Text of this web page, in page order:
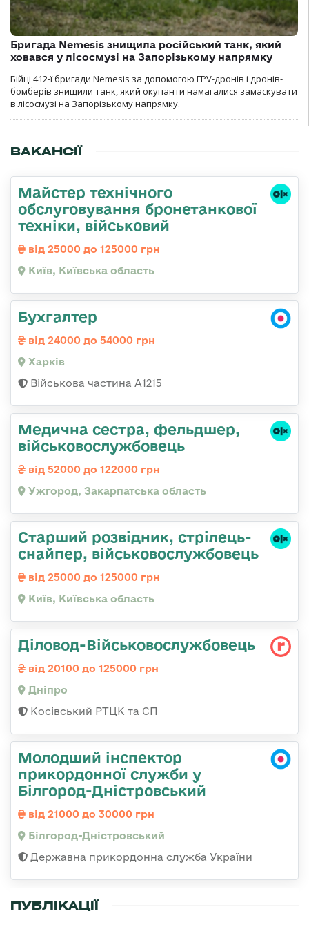
Бригада Nemesis знищила російський танк, який
ховався у лісосмузі на Запорізькому напрямку
Бійці 412-ї бригади Nemesis за допомогою FPV-дронів і дронів-
бомберів знищили танк, який окупанти намагалися замаскувати
в лісосмузі на Запорізькому напрямку.
ВАКАНСІЇ
Майстер технічного
обслуговування бронетанкової
техніки, військовий
від 25000 до 125000 грн
Київ, Київська область
Бухгалтер
від 24000 до 54000 грн
Харків
Військова частина А1215
Медична сестра, фельдшер,
військовослужбовець
від 52000 до 122000 грн
Ужгород, Закарпатська область
Стаpший pозвідник, стрілець-
снайпеp, військовослужбовець
від 25000 до 125000 грн
Київ, Київська область
Діловод-Військовослужбовець
від 20100 до 125000 грн
Дніпро
Косівський РТЦК та СП
Молодший інспектор
прикордонної служби у
Білгород-Дністровський
від 21000 до 30000 грн
Білгород-Дністровський
Державна прикордонна служба України
ПУБЛІКАЦІЇ